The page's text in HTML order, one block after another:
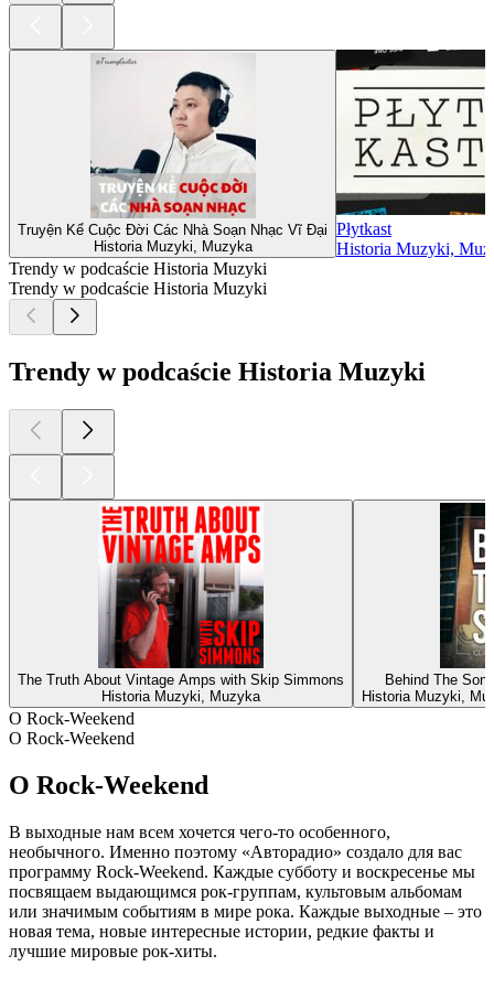
Truyện Kể Cuộc Đời Các Nhà Soạn Nhạc Vĩ Đại
Historia Muzyki, Muzyka
Płytkast
Historia Muzyki,
Trendy w podcaście Historia Muzyki
Trendy w podcaście Historia Muzyki
Trendy w podcaście Historia Muzyki
The Truth About Vintage Amps with Skip Simmons
Historia Muzyki, Muzyka
Behind The
Historia Muzyki,
O Rock-Weekend
O Rock-Weekend
O Rock-Weekend
В выходные нам всем хочется чего-то особенного,
необычного. Именно поэтому «Авторадио» создало для вас
программу Rock-Weekend. Каждые субботу и воскресенье мы
посвящаем выдающимся рок-группам, культовым альбомам
или значимым событиям в мире рока. Каждые выходные – это
новая тема, новые интересные истории, редкие факты и
лучшие мировые рок-хиты.